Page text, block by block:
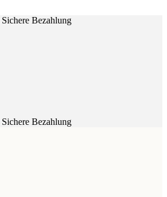
Sichere Bezahlung
Sichere Bezahlung